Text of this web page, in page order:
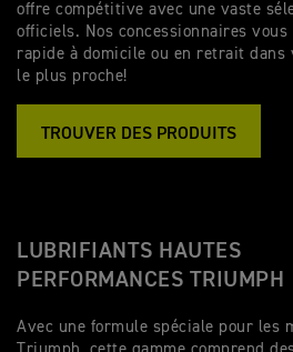
offre compétitive avec une vaste
officiels. Nos concessionnaires
rapide à domicile ou en retrait dans
le plus proche!
TROUVER DES PRODUITS
LUBRIFIANTS HAUTES
PERFORMANCES TRIUMPH
Avec une formule spéciale pour les